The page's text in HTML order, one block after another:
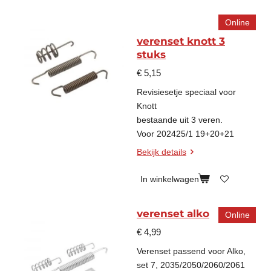
Online
verenset knott 3
stuks
€ 5,15
Revisiesetje speciaal voor
Knott
bestaande uit 3 veren.
Voor 202425/1 19+20+21
Bekijk details
In winkelwagen
Online
verenset alko
€ 4,99
Verenset passend voor Alko,
set 7, 2035/2050/2060/2061